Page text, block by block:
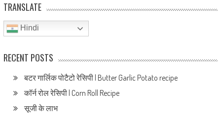
TRANSLATE
Hindi
RECENT POSTS
बटर गार्लिक पोटैटो रेसिपी | Butter Garlic Potato recipe
कॉर्न रोल रेसिपी | Corn Roll Recipe
सूजी के लाभ